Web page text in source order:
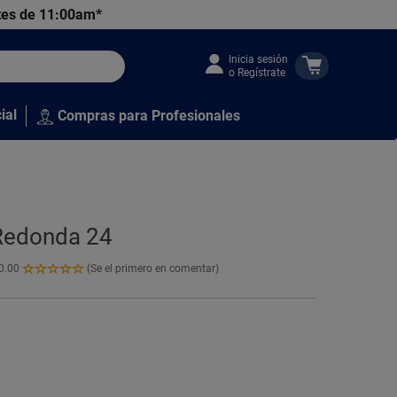
de 11:00am*
Inicia sesión
o Regístrate
Compras para Profesionales
24
0.00
(Se el primero en comentar)